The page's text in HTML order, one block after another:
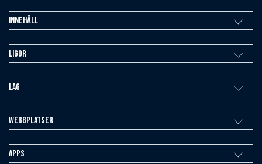
Innehåll
Ligor
Lag
Webbplatser
Apps